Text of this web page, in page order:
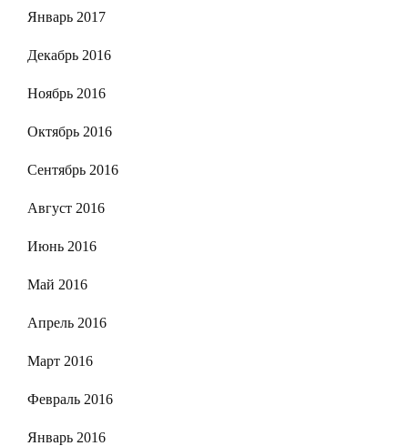
Январь 2017
Декабрь 2016
Ноябрь 2016
Октябрь 2016
Сентябрь 2016
Август 2016
Июнь 2016
Май 2016
Апрель 2016
Март 2016
Февраль 2016
Январь 2016